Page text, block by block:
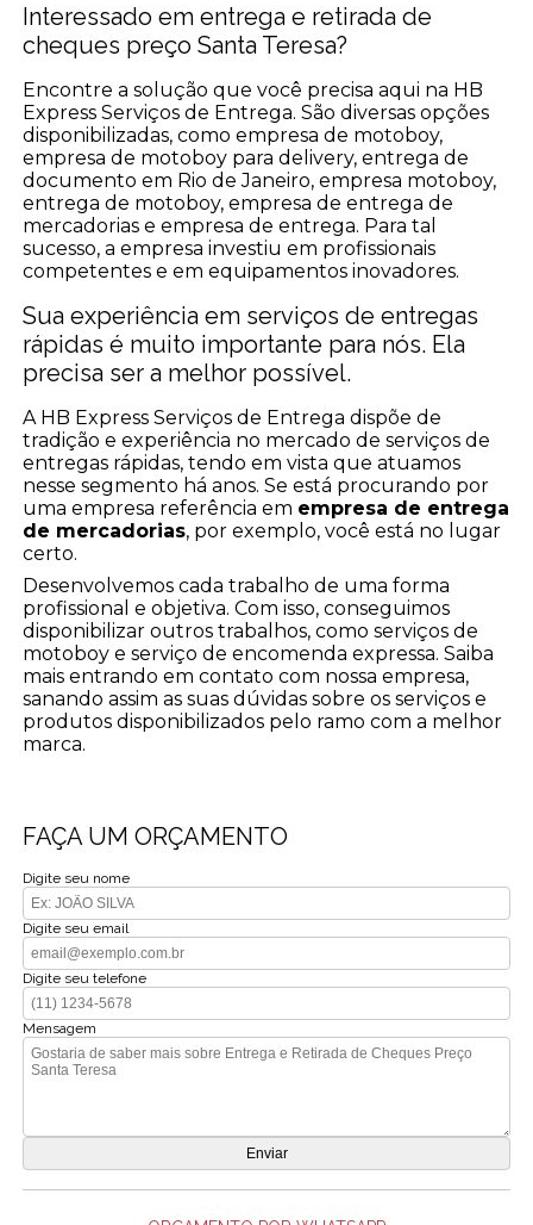
Interessado em entrega e retirada de
cheques preço Santa Teresa?
Encontre a solução que você precisa aqui na HB
Express Serviços de Entrega. São diversas opções
disponibilizadas, como empresa de motoboy,
empresa de motoboy para delivery, entrega de
documento em Rio de Janeiro, empresa motoboy,
entrega de motoboy, empresa de entrega de
mercadorias e empresa de entrega. Para tal
sucesso, a empresa investiu em profissionais
competentes e em equipamentos inovadores.
Sua experiência em serviços de entregas
rápidas é muito importante para nós. Ela
precisa ser a melhor possível.
A HB Express Serviços de Entrega dispõe de
tradição e experiência no mercado de serviços de
entregas rápidas, tendo em vista que atuamos
nesse segmento há anos. Se está procurando por
uma empresa referência em empresa de entrega
de mercadorias, por exemplo, você está no lugar
certo.
Desenvolvemos cada trabalho de uma forma
profissional e objetiva. Com isso, conseguimos
disponibilizar outros trabalhos, como serviços de
motoboy e serviço de encomenda expressa. Saiba
mais entrando em contato com nossa empresa,
sanando assim as suas dúvidas sobre os serviços e
produtos disponibilizados pelo ramo com a melhor
marca.
FAÇA UM ORÇAMENTO
Digite seu nome
Digite seu email
Digite seu telefone
Mensagem